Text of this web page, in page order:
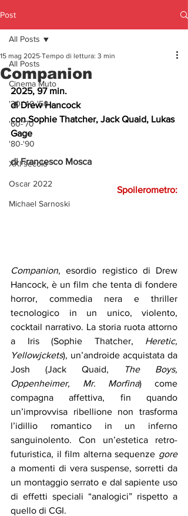
Post
All Posts
Cinema Muto
'30-'40-'50
'60-'70
'80-'90
XXI secolo
Oscar 2022
Michael Sarnoski
All Posts
Companion
15 mag 2025 Tempo di lettura: 3 min
2025, 97 min.
di Drew Hancock
con Sophie Thatcher, Jack Quaid, Lukas
Gage
di Francesco Mosca
Spoilerometro:
Companion, esordio registico di Drew
Hancock, è un film che tenta di fondere
horror, commedia nera e thriller
tecnologico in un unico, violento,
cocktail narrativo. La storia ruota attorno
a Iris (Sophie Thatcher, Heretic,
Yellowjckets), un’androide acquistata da
Josh (Jack Quaid,
The Boys,
Oppenheimer, Mr. Morfina) come
compagna affettiva, fin quando
un’improvvisa ribellione non trasforma
l’idillio romantico in un inferno
sanguinolento. Con un’estetica retro-
futuristica, il film alterna sequenze
gore
a momenti di vera suspense, sorretti da
un montaggio serrato e dal sapiente uso
di effetti speciali “analogici” rispetto a
quello di CGI.